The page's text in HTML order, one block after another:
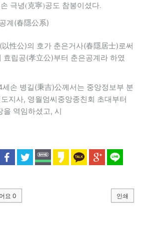
극녕(克寧)공도 참봉이셨다.
계(春隱公系)
性公)의 호가 춘은거사(春隱居士)로써
효립공(孝立公)부터 춘은공계라 하였
손 병길(秉吉)公께서는 중앙정보부 분
지사, 영월엄씨중앙종친회 초대부터
을 역임하셨고, 시
요 0 인쇄